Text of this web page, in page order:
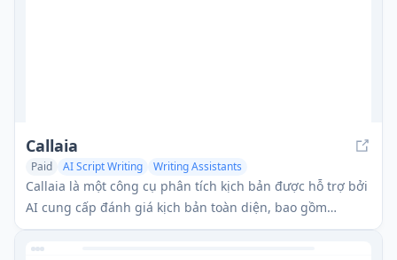
Callaia
Paid AI Script Writing Writing Assistants
Callaia là một công cụ phân tích kịch bản được hỗ trợ bởi
AI cung cấp đánh giá kịch bản toàn diện, bao gồm
logline, tóm tắt, tóm tắt nhân vật và các khuyến nghị có
thể hành động trong chưa đầy một phút với giá 79 đô la